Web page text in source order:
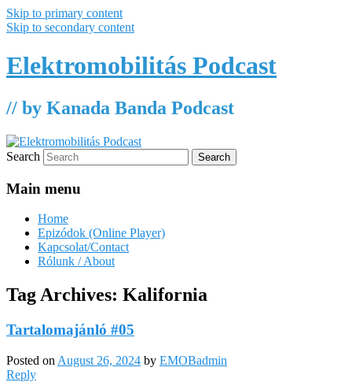
Skip to primary content
Skip to secondary content
Elektromobilitás Podcast
// by Kanada Banda Podcast
Search
Main menu
Home
Epizódok (Online Player)
Kapcsolat/Contact
Rólunk / About
Tag Archives: Kalifornia
Tartalomajánló #05
Posted on August 26, 2024 by EMOBadmin
Reply